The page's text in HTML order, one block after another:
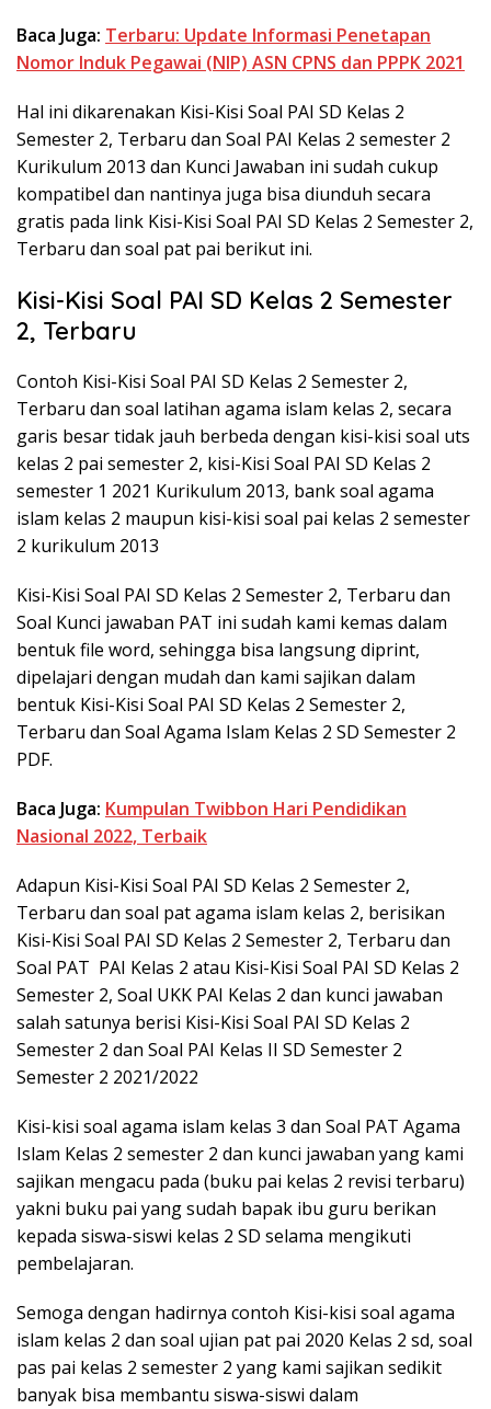
Baca Juga: Terbaru: Update Informasi Penetapan
Nomor Induk Pegawai (NIP) ASN CPNS dan PPPK 2021
Hal ini dikarenakan Kisi-Kisi Soal PAI SD Kelas 2
Semester 2, Terbaru dan Soal PAI Kelas 2 semester 2
Kurikulum 2013 dan Kunci Jawaban ini sudah cukup
kompatibel dan nantinya juga bisa diunduh secara
gratis pada link Kisi-Kisi Soal PAI SD Kelas 2 Semester 2,
Terbaru dan soal pat pai berikut ini.
Kisi-Kisi Soal PAI SD Kelas 2 Semester
2, Terbaru
Contoh Kisi-Kisi Soal PAI SD Kelas 2 Semester 2,
Terbaru dan soal latihan agama islam kelas 2, secara
garis besar tidak jauh berbeda dengan kisi-kisi soal uts
kelas 2 pai semester 2, kisi-Kisi Soal PAI SD Kelas 2
semester 1 2021 Kurikulum 2013, bank soal agama
islam kelas 2 maupun kisi-kisi soal pai kelas 2 semester
2 kurikulum 2013
Kisi-Kisi Soal PAI SD Kelas 2 Semester 2, Terbaru dan
Soal Kunci jawaban PAT ini sudah kami kemas dalam
bentuk file word, sehingga bisa langsung diprint,
dipelajari dengan mudah dan kami sajikan dalam
bentuk Kisi-Kisi Soal PAI SD Kelas 2 Semester 2,
Terbaru dan Soal Agama Islam Kelas 2 SD Semester 2
PDF.
Baca Juga: Kumpulan Twibbon Hari Pendidikan
Nasional 2022, Terbaik
Adapun Kisi-Kisi Soal PAI SD Kelas 2 Semester 2,
Terbaru dan soal pat agama islam kelas 2, berisikan
Kisi-Kisi Soal PAI SD Kelas 2 Semester 2, Terbaru dan
Soal PAT PAI Kelas 2 atau Kisi-Kisi Soal PAI SD Kelas 2
Semester 2, Soal UKK PAI Kelas 2 dan kunci jawaban
salah satunya berisi Kisi-Kisi Soal PAI SD Kelas 2
Semester 2 dan Soal PAI Kelas II SD Semester 2
Semester 2 2021/2022
Kisi-kisi soal agama islam kelas 3 dan Soal PAT Agama
Islam Kelas 2 semester 2 dan kunci jawaban yang kami
sajikan mengacu pada (buku pai kelas 2 revisi terbaru)
yakni buku pai yang sudah bapak ibu guru berikan
kepada siswa-siswi kelas 2 SD selama mengikuti
pembelajaran.
Semoga dengan hadirnya contoh Kisi-kisi soal agama
islam kelas 2 dan soal ujian pat pai 2020 Kelas 2 sd, soal
pas pai kelas 2 semester 2 yang kami sajikan sedikit
banyak bisa membantu siswa-siswi dalam